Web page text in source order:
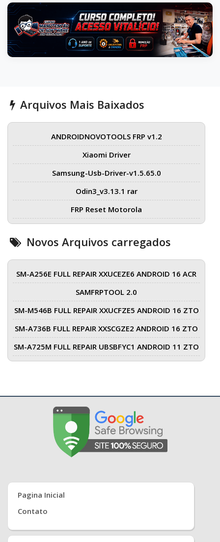
Arquivos Mais Baixados
ANDROIDNOVOTOOLS FRP v1.2
Xiaomi Driver
Samsung-Usb-Driver-v1.5.65.0
Odin3_v3.13.1 rar
FRP Reset Motorola
Novos Arquivos carregados
SM-A256E FULL REPAIR XXUCEZE6 ANDROID 16 ACR
SAMFRPTOOL 2.0
SM-M546B FULL REPAIR XXUCFZE5 ANDROID 16 ZTO
SM-A736B FULL REPAIR XXSCGZE2 ANDROID 16 ZTO
SM-A725M FULL REPAIR UBSBFYC1 ANDROID 11 ZTO
Pagina Inicial
Contato